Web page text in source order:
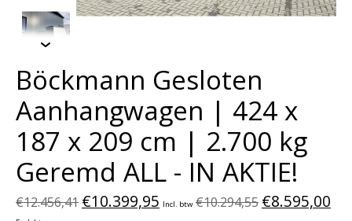
Böckmann Gesloten
Aanhangwagen | 424 x
187 x 209 cm | 2.700 kg
Geremd ALL - IN AKTIE!
€12.456,41 €10.399,95 Incl. btw €10.294,55 €8.595,00